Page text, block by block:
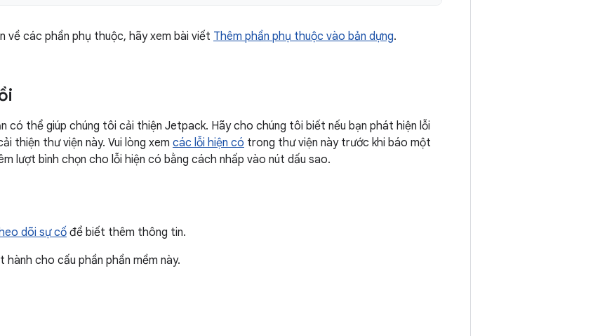
các phần phụ thuộc, hãy xem bài viết Thêm phần phụ thuộc vào bản dựng.
có thể giúp chúng tôi cải thiện Jetpack. Hãy cho chúng tôi biết nếu bạn phát hiện lỗi
thiện thư viện này. Vui lòng xem các lỗi hiện có trong thư viện này trước khi báo một
lượt bình chọn cho lỗi hiện có bằng cách nhấp vào nút dấu sao.
dõi sự cốđể biết thêm thông tin.
hành cho cấu phần phần mềm này.